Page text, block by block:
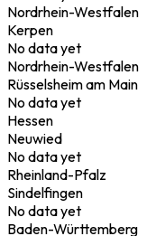
Nordrhein-Westfalen
Kerpen
No data yet
Nordrhein-Westfalen
Rüsselsheim am Main
No data yet
Hessen
Neuwied
No data yet
Rheinland-Pfalz
Sindelfingen
No data yet
Baden-Württemberg